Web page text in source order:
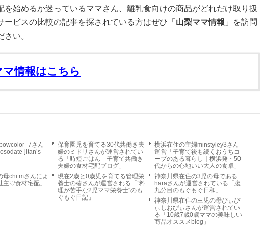
を始めるか迷っているママさん、離乳食向けの商品がどれだけ取り扱
ービスの比較の記事を探されている方はぜひ「 山梨ママ情報 」を訪問
さい。
マ情報はこちら
さん
jitan’s
保育園児を育てる30代共働き夫
婦のミドリさんが運営されてい
る「時短ごはん 子育て共働き
夫婦の食材宅配ブログ」
横浜在住の主婦minstyley3さん
運営「子育て後も続くおうちコ
ープのある暮らし｜横浜発・50
代からの心地いい大人の食卓」
母chi.mさんによ
主♡食材宅配」
現在2歳と0歳児を育てる管理栄
養士の椿さんが運営される「”料
理が苦手な2児ママ栄養士″のも
ぐもぐ日記」
神奈川県在住の3児の母である
haraさんが運営されている「腹
九分目のもぐもぐ日和」
神奈川県在住の三児の母ぴぃぴ
ぃしおぴぃさんが運営されてい
る「10歳7歳0歳ママの美味しい
商品オススメblog」